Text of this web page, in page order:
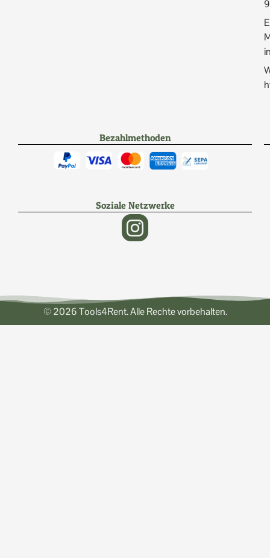
Bezahlmethoden
Soziale Netzwerke
© 2026 Tools4Rent. Alle Rechte vorbehalten.